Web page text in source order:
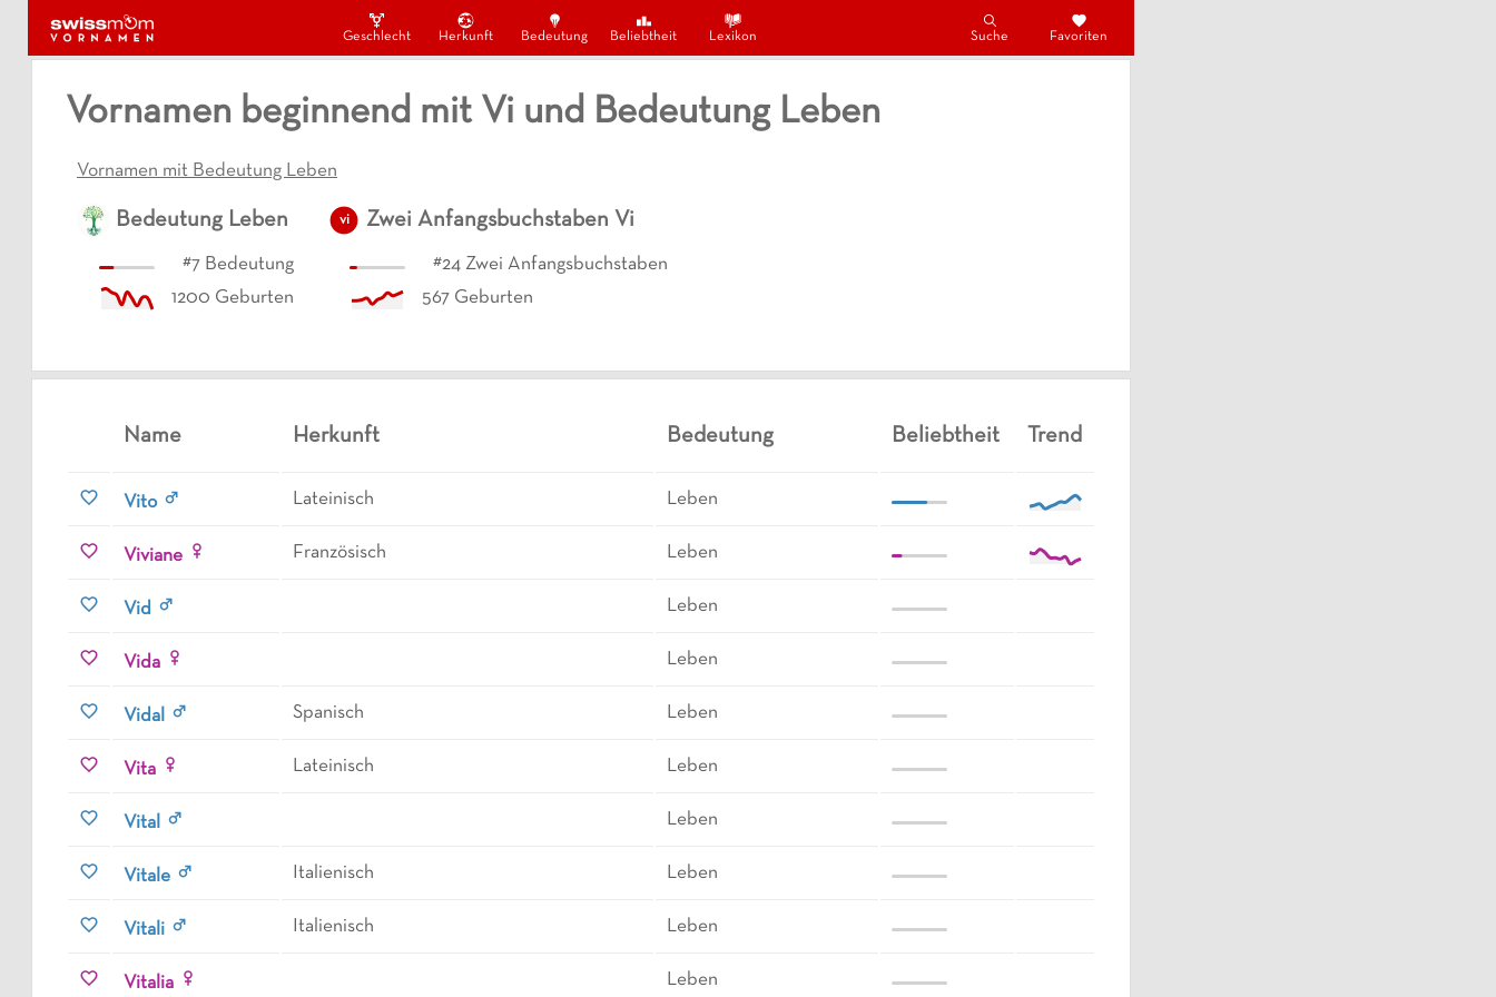
Geschlecht Herkunft Bedeutung Beliebtheit Lexikon Suche Favoriten
Vornamen beginnend mit Vi und Bedeutung Leben
Vornamen mit Bedeutung Leben
Bedeutung Leben
#7 Bedeutung
1200 Geburten
vi Zwei Anfangsbuchstaben Vi
#24 Zwei Anfangsbuchstaben
567 Geburten
Name Herkunft Bedeutung Beliebtheit Trend
Vito Lateinisch Leben
Viviane Französisch Leben
Vid Leben
Vida Leben
Vidal Spanisch Leben
Vita Lateinisch Leben
Vital Leben
Vitale Italienisch Leben
Vitali Italienisch Leben
Vitalia Leben